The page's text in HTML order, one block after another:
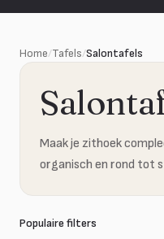
Home/Tafels/Salontafels
Maak je zithoek
organisch en rond tot
Populaire filters